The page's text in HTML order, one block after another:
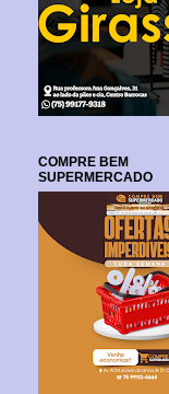
COMPRE BEM
SUPERMERCADO